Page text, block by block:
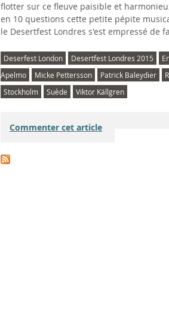
flotter sur ce fleuve paisible et
en 10 questions cette petite pépite
le Desertfest Londres s'est empressé de
Deserfest London Desertfest Londres 2015
Apelmo
Micke Pettersson Patrick Baleydier
Stockholm
Suède Viktor Källgren
Commenter cet article